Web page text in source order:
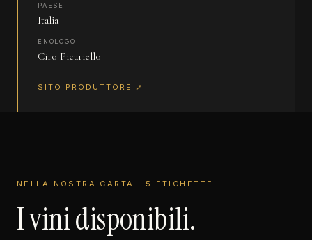
PAESE
Italia
ENOLOGO
Ciro Picariello
SITO PRODUTTORE ↗
NELLA NOSTRA CARTA · 5 ETICHETTE
I vini disponibili.